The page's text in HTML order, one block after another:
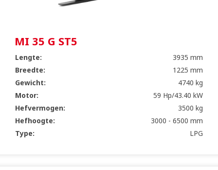
MI 35 G ST5
Lengte:
3935 mm
Breedte:
1225 mm
Gewicht:
4740 kg
Motor:
59 Hp/43.40 kW
Hefvermogen:
3500 kg
Hefhoogte:
3000 - 6500 mm
Type:
LPG